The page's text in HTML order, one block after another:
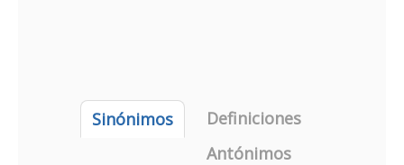
Sinónimos
Definiciones
Antónimos